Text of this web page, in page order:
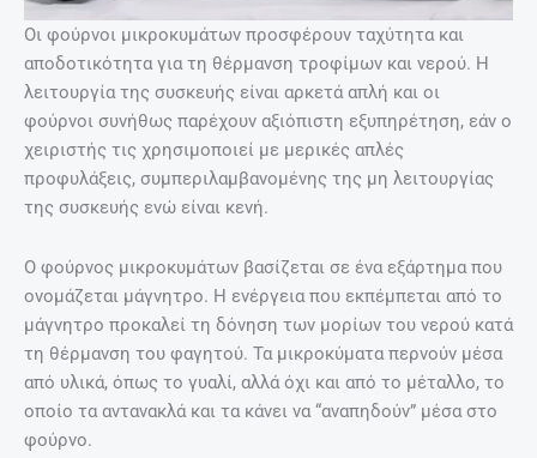
Οι φούρνοι μικροκυμάτων προσφέρουν ταχύτητα και
αποδοτικότητα για τη θέρμανση τροφίμων και νερού. Η
λειτουργία της συσκευής είναι αρκετά απλή και οι
φούρνοι συνήθως παρέχουν αξιόπιστη εξυπηρέτηση, εάν ο
χειριστής τις χρησιμοποιεί με μερικές απλές
προφυλάξεις, συμπεριλαμβανομένης της μη λειτουργίας
της συσκευής ενώ είναι κενή.
Ο φούρνος μικροκυμάτων βασίζεται σε ένα εξάρτημα που
ονομάζεται μάγνητρο. Η ενέργεια που εκπέμπεται από το
μάγνητρο προκαλεί τη δόνηση των μορίων του νερού κατά
τη θέρμανση του φαγητού. Τα μικροκύματα περνούν μέσα
από υλικά, όπως το γυαλί, αλλά όχι και από το μέταλλο, το
οποίο τα αντανακλά και τα κάνει να “αναπηδούν” μέσα στο
φούρνο.